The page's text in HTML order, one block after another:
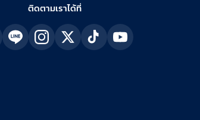
ติดตามเราได้ที่